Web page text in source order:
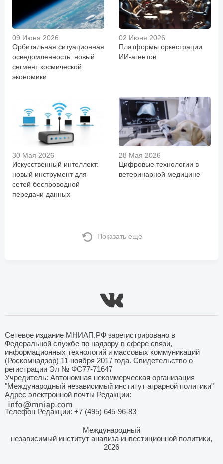
09 Июня 2026
Орбитальная ситуационная
осведомленность: новый
сегмент космической
экономики
02 Июня 2026
Платформы оркестрации
ИИ-агентов
30 Мая 2026
Искусственный интеллект:
новый инструмент для
сетей беспроводной
передачи данных
28 Мая 2026
Цифровые технологии в
ветеринарной медицине
Показать еще
Сетевое издание МНИАП.РФ зарегистрировано в
Федеральной службе по надзору в сфере связи,
информационных технологий и массовых коммуникаций
(Роскомнадзор) 11 ноября 2017 года. Свидетельство о
регистрации Эл № ФС77-71647
Учредитель: Автономная некоммерческая организация
"Международный независимый институт аграрной политики"
Адрес электронной почты Редакции:
Телефон Редакции: +7 (495) 645-96-83
Международный
независимый институт анализа инвестиционной политики,
2026